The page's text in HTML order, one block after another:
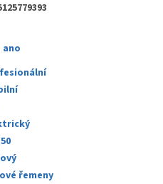
ano
řemeny